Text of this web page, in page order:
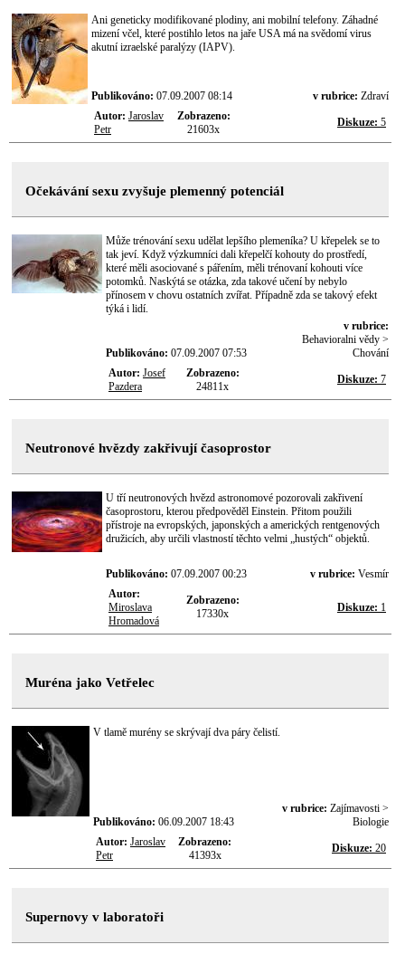
Ani geneticky modifikované plodiny, ani mobilní telefony. Záhadné
mizení včel, které postihlo letos na jaře USA má na svědomí virus
akutní izraelské paralýzy (IAPV).
Publikováno: 07.09.2007 08:14 v rubrice: Zdraví
Autor: Jaroslav
Petr
Zobrazeno:
21603x
Diskuze: 5
Očekávání sexu zvyšuje plemenný potenciál
Může trénování sexu udělat lepšího plemeníka? U křepelek se to
tak jeví. Když výzkumníci dali křepelčí kohouty do prostředí,
které měli asociované s pářením, měli trénovaní kohouti více
potomků. Naskýtá se otázka, zda takové učení by nebylo
přínosem v chovu ostatních zvířat. Případně zda se takový efekt
týká i lidí.
Publikováno: 07.09.2007 07:53
v rubrice:
Behavioralni vědy >
Chování
Autor: Josef
Pazdera
Zobrazeno:
24811x
Diskuze: 7
Neutronové hvězdy zakřivují časoprostor
U tří neutronových hvězd astronomové pozorovali zakřivení
časoprostoru, kterou předpověděl Einstein. Přitom použili
přístroje na evropských, japonských a amerických rentgenových
družicích, aby určili vlastností těchto velmi „hustých“ objektů.
Publikováno: 07.09.2007 00:23 v rubrice: Vesmír
Autor:
Miroslava
Hromadová
Zobrazeno:
17330x
Diskuze: 1
Muréna jako Vetřelec
V tlamě murény se skrývají dva páry čelistí.
Publikováno: 06.09.2007 18:43
v rubrice: Zajímavosti >
Biologie
Autor: Jaroslav
Petr
Zobrazeno:
41393x
Diskuze: 20
Supernovy v laboratoři